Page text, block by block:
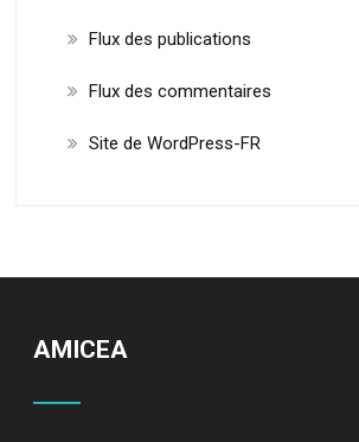
Flux des publications
Flux des commentaires
Site de WordPress-FR
AMICEA